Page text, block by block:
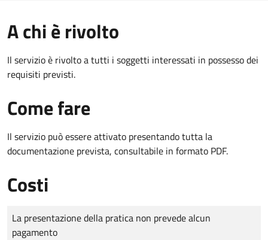
A chi è rivolto
Il servizio è rivolto a tutti i soggetti interessati in possesso dei
requisiti previsti.
Come fare
Il servizio può essere attivato presentando tutta la
documentazione prevista, consultabile in formato PDF.
Costi
Tipo di pagamento
Importo
La presentazione della pratica non prevede alcun
pagamento